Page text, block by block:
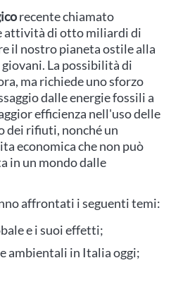
recente chiamato
attività di otto miliardi di
il nostro pianeta ostile alla
La possibilità di
ma richiede uno sforzo
dalle energie fossili a
efficienza nell'uso delle
dei rifiuti, nonché un
economica che non può
in un mondo dalle
affrontati i seguenti temi:
e i suoi effetti;
ambientali in Italia oggi;